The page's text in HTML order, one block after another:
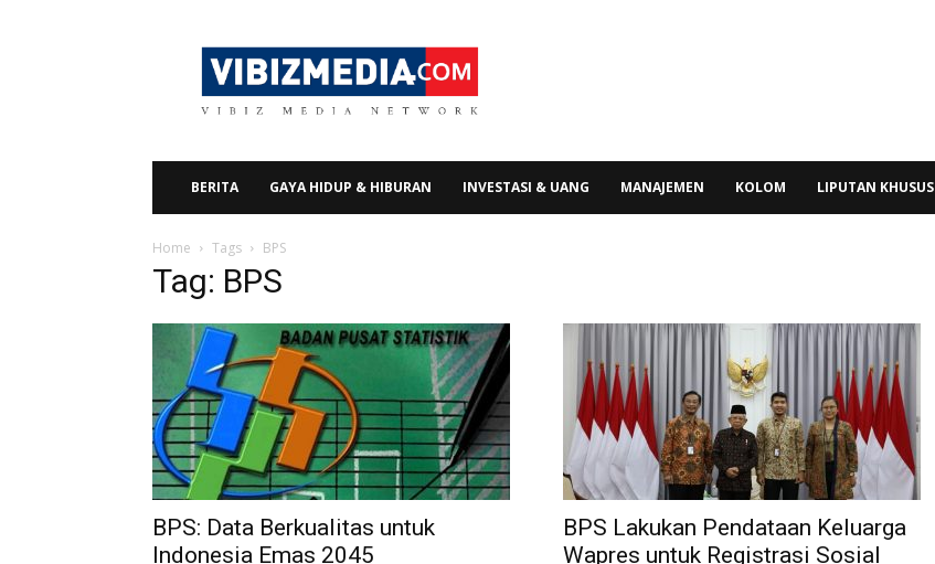
Vibizmedia.com
BERITA GAYA HIDUP & HIBURAN INVESTASI & UANG MANAJEMEN KOLOM LIPUTAN KHUSUS
Home Tags BPS
Tag: BPS
BPS: Data Berkualitas untuk
Indonesia Emas 2045
BPS Lakukan Pendataan Keluarga
Wapres untuk Registrasi Sosial